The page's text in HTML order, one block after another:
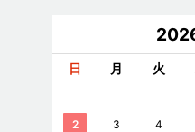
日 月 火
2 3 4